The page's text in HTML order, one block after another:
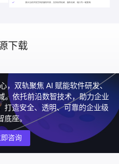
下载
，双轨聚焦 AI 赋能软件研发、
。依托前沿数智技术，助力企业
打造安全、透明、可靠的企业级
底座。
即咨询